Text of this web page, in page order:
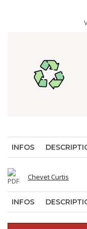
INFOS
Chevet Curtis
INFOS